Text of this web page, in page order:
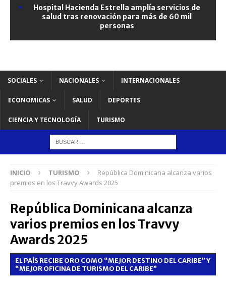
Hospital Hacienda Estrella amplía servicios de
salud tras renovación para más de 60 mil
personas
SOCIALES NACIONALES INTERNACIONALES
ECONOMICAS SALUD DEPORTES
CIENCIA Y TECNOLOGÍA TURISMO
INICIO TURISMO
República Dominicana alcanza varios
premios en los Travvy Awards 2025
República Dominicana alcanza
varios premios en los Travvy
Awards 2025
EL PAÍS RECIBE ORO COMO “MEJOR DESTINO DEL CARIBE” Y
“MEJOR OFICINA DE TURISMO DEL CARIBE”